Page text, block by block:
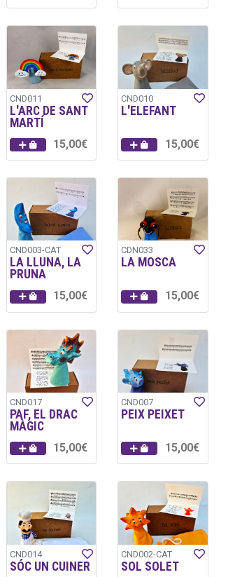
CND011
L'ARC DE SANT
MARTÍ
15,00€
CND010
L'ELEFANT
15,00€
CND003-CAT
LA LLUNA, LA
PRUNA
15,00€
CDN033
LA MOSCA
15,00€
CND017
PAF, EL DRAC
MÀGIC
15,00€
CND007
PEIX PEIXET
15,00€
CND014
SÓC UN CUINER
CND002-CAT
SOL SOLET